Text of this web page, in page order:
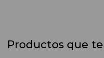
Productos que